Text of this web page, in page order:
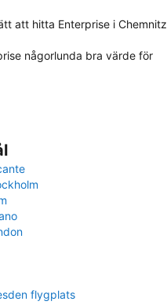
att hitta Enterprise i Chemnitz
någorlunda bra värde för
flygplats